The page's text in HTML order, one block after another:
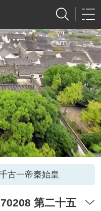
古一帝秦始皇
第二十五